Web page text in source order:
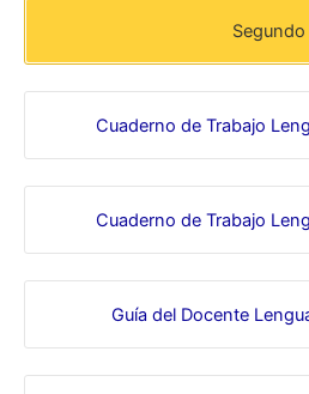
Segundo
Cuaderno de Trabajo
Cuaderno de Trabajo
Guía del Docente